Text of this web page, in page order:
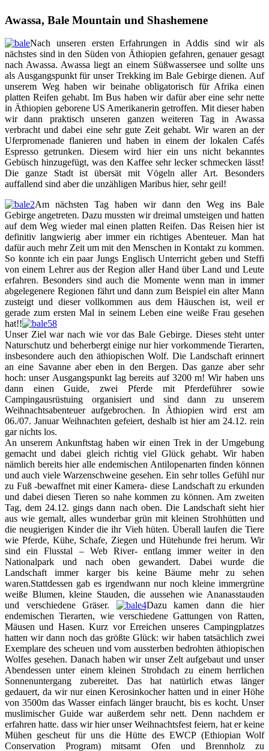
Awassa, Bale Mountain und Shashemene
Nach unseren ersten Erfahrungen in Addis sind wir als
nächstes sind in den Süden von Äthiopien gefahren, genauer gesagt
nach Awassa. Awassa liegt an einem Süßwassersee und sollte uns
als Ausgangspunkt für unser Trekking im Bale Gebirge dienen. Auf
unserem Weg haben wir beinahe obligatorisch für Afrika einen
platten Reifen gehabt. Im Bus haben wir dafür aber eine sehr nette
in Äthiopien geborene US Amerikanerin getroffen. Mit dieser haben
wir dann praktisch unseren ganzen weiteren Tag in Awassa
verbracht und dabei eine sehr gute Zeit gehabt. Wir waren an der
Uferpromenade flanieren und haben in einem der lokalen Cafés
Espresso getrunken. Diesem wird hier ein uns nicht bekanntes
Gebüsch hinzugefügt, was den Kaffee sehr lecker schmecken lässt!
Die ganze Stadt ist übersät mit Vögeln aller Art. Besonders
auffallend sind aber die unzähligen Maribus hier, sehr geil!
Am nächsten Tag haben wir dann den Weg ins Bale
Gebirge angetreten. Dazu mussten wir dreimal umsteigen und hatten
auf dem Weg wieder mal einen platten Reifen. Das Reisen hier ist
definitiv langwierig aber immer ein richtiges Abenteuer. Man hat
dafür auch mehr Zeit um mit den Menschen in Kontakt zu kommen.
So konnte ich ein paar Jungs Englisch Unterricht geben und Steffi
von einem Lehrer aus der Region aller Hand über Land und Leute
erfahren. Besonders sind auch die Momente wenn man in immer
abgelegenere Regionen fährt und dann zum Beispiel ein alter Mann
zusteigt und dieser vollkommen aus dem Häuschen ist, weil er
gerade zum ersten Mal in seinem Leben eine weiße Frau gesehen
hat!!
Unser Ziel war nach wie vor das Bale Gebirge. Dieses steht unter
Naturschutz und beherbergt einige nur hier vorkommende Tierarten,
insbesondere auch den äthiopischen Wolf. Die Landschaft erinnert
an eine Savanne aber eben in den Bergen. Das ganze aber sehr
hoch: unser Ausgangspunkt lag bereits auf 3200 m! Wir haben uns
dann einen Guide, zwei Pferde mit Pferdeführer sowie
Campingausrüstuing organisiert und sind dann zu unserem
Weihnachtsabenteuer aufgebrochen. In Äthiopien wird erst am
06./07. Januar Weihnachten gefeiert, deshalb ist hier am 24.12. rein
gar nichts los.
An unserem Ankunftstag haben wir einen Trek in der Umgebung
gemacht und dabei gleich richtig viel Glück gehabt. Wir haben
nämlich bereits hier alle endemischen Antilopenarten finden können
und auch viele Warzenschweine gesehen. Ein sehr tolles Gefühl nur
zu Fuß -bewaffnet mit einer Kamera- diese Landschaft zu erkunden
und dabei diesen Tieren so nahe kommen zu können. Am zweiten
Tag, dem 24.12. gings dann nach oben. Die Landschaft sieht hier
aus wie gemalt, alles wunderbar grün mit kleinen Strohhütten und
die neugierigen Kinder die ihr Vieh hüten. Überall laufen die Tiere
wie Pferde, Kühe, Schafe, Ziegen und Hütehunde frei herum. Wir
sind ein Flusstal – Web River- entlang immer weiter in den
Nationalpark und nach oben gewandert. Dabei wurde die
Landschaft immer karger bis keine Bäume mehr zu sehen
waren.Stattdessen gab es irgendwann nur noch kleine immergrüne
weiße Blumen, kleine Stauden, die aussehen wie Ananasstauden
und verschiedene Gräser.
Dazu kamen dann die hier
endemischen Tierarten, wie verschiedene Gattungen von Ratten,
Mäusen und Hasen. Kurz vor Erreichen unseres Campingplatzes
hatten wir dann noch das größte Glück: wir haben tatsächlich zwei
Exemplare des scheuen und vom aussterben bedrohten äthiopischen
Wolfes gesehen. Danach haben wir unser Zelt aufgebaut und unser
Abendessen unter einem kleinen Strohdach zu einem herrlichen
Sonnenuntergang zubereitet. Das hat natürlich etwas länger
gedauert, da wir nur einen Kerosinkocher hatten und in einer Höhe
von 3500m das Wasser einfach länger braucht, bis es kocht. Unser
muslimischer Guide war außerdem sehr nett. Denn nachdem er
erfahren hatte. dass wir hier unser Weihnachtsfest feiern, hat er keine
Mühen gescheut für uns die Hütte des EWCP (Ethiopian Wolf
Conservation Program) mitsamt Ofen und Brennholz zu